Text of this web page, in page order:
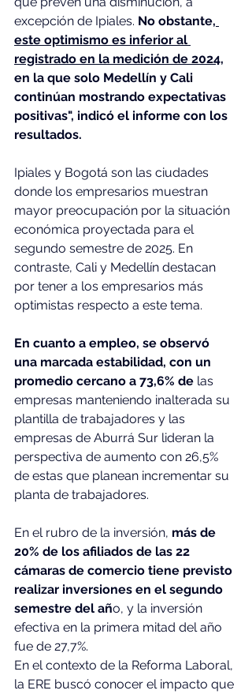
excepción de Ipiales. No obstante,
este optimismo es inferior al
registrado en la medición de 2024,
en la que solo Medellín y Cali
continúan mostrando expectativas
positivas", indicó el informe con los
resultados.
Ipiales y Bogotá son las ciudades
donde los empresarios muestran
mayor preocupación por la situación
económica proyectada para el
segundo semestre de 2025. En
contraste, Cali y Medellín destacan
por tener a los empresarios más
optimistas respecto a este tema.
En cuanto a empleo, se observó
una marcada estabilidad, con un
promedio cercano a 73,6% de las
empresas manteniendo inalterada su
plantilla de trabajadores y las
empresas de Aburrá Sur lideran la
perspectiva de aumento con 26,5%
de estas que planean incrementar su
planta de trabajadores.
En el rubro de la inversión, más de
20% de los afiliados de las 22
cámaras de comercio tiene previsto
realizar inversiones en el segundo
semestre del año, y la inversión
efectiva en la primera mitad del año
fue de 27,7%.
En el contexto de la Reforma Laboral,
la ERE buscó conocer el impacto que